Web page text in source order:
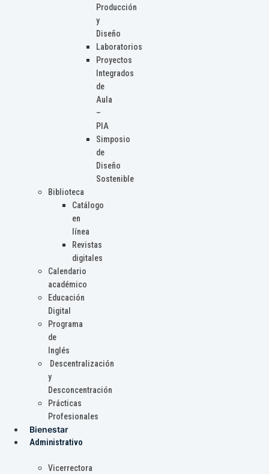
Producción
y
Diseño
Laboratorios
Proyectos
Integrados
de
Aula
–
PIA
Simposio
de
Diseño
Sostenible
Biblioteca
Catálogo
en
línea
Revistas
digitales
Calendario
académico
Educación
Digital
Programa
de
Inglés
Descentralización
y
Desconcentración
Prácticas
Profesionales
Bienestar
Administrativo
Vicerrectora